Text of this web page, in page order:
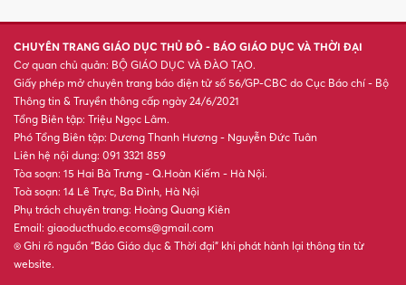
Sắp xếp mạng lưới trường học
công lập ở Lâm Đồng với quy
mô lớn
Đề xuất bổ sung ngày nghỉ lễ